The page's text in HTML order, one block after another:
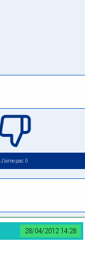
J’aime pas: 0
28/04/2012 14:28